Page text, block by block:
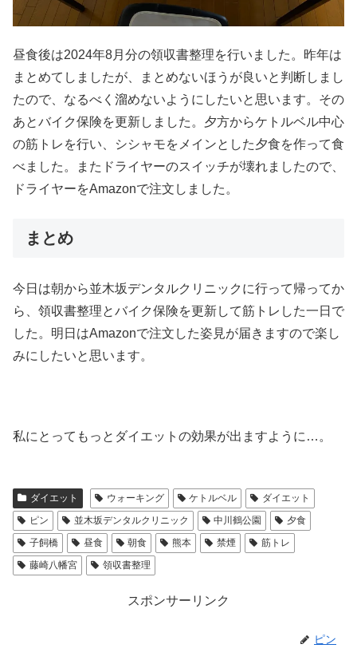
昼食後は2024年8月分の領収書整理を行いました。昨年は
まとめてしましたが、まとめないほうが良いと判断しまし
たので、なるべく溜めないようにしたいと思います。その
あとバイク保険を更新しました。夕方からケトルベル中心
の筋トレを行い、シシャモをメインとした夕食を作って食
べました。またドライヤーのスイッチが壊れましたので、
ドライヤーをAmazonで注文しました。
まとめ
今日は朝から並木坂デンタルクリニックに行って帰ってか
ら、領収書整理とバイク保険を更新して筋トレした一日で
した。明日はAmazonで注文した姿見が届きますので楽し
みにしたいと思います。
私にとってもっとダイエットの効果が出ますように…。
ダイエット ウォーキング ケトルベル
ダイエット
ピン
並木坂デンタルクリニック 中川鶴公園
夕食
子飼橋
昼食 朝食 熊本 禁煙
筋トレ
藤崎八幡宮
領収書整理
スポンサーリンク
ピン